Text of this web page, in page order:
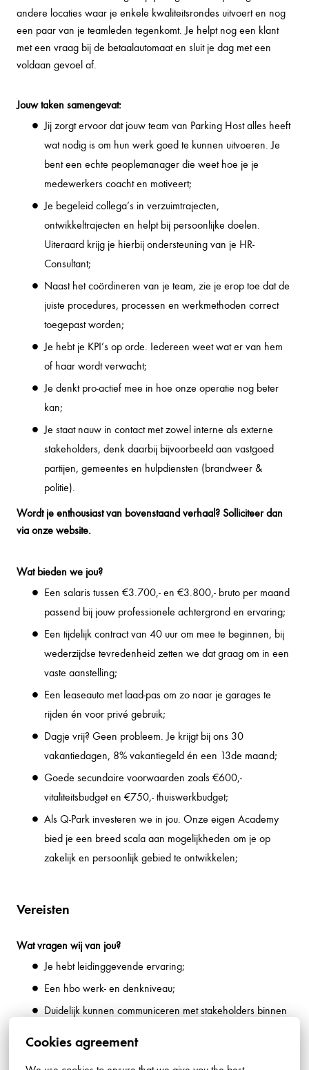
Cookies agreement
andere locaties waar je enkele kwaliteitsrondes uitvoert en nog
een paar van je teamleden tegenkomt. Je helpt nog een klant
met een vraag bij de betaalautomaat en sluit je dag met een
voldaan gevoel af.
Jouw taken samengevat:
Jij zorgt ervoor dat jouw team van Parking Host alles heeft
wat nodig is om hun werk goed te kunnen uitvoeren. Je
bent een echte peoplemanager die weet hoe je je
medewerkers coacht en motiveert;
Je begeleid collega’s in verzuimtrajecten,
ontwikkeltrajecten en helpt bij persoonlijke doelen.
Uiteraard krijg je hierbij ondersteuning van je HR-
Consultant;
Naast het coördineren van je team, zie je erop toe dat de
juiste procedures, processen en werkmethoden correct
toegepast worden;
Je hebt je KPI’s op orde. Iedereen weet wat er van hem
of haar wordt verwacht;
Je denkt pro-actief mee in hoe onze operatie nog beter
kan;
Je staat nauw in contact met zowel interne als externe
stakeholders, denk daarbij bijvoorbeeld aan vastgoed
partijen, gemeentes en hulpdiensten (brandweer &
politie).
Wordt je enthousiast van bovenstaand verhaal? Solliciteer dan
via onze website.
Wat bieden we jou?
Een salaris tussen €3.700,- en €3.800,- bruto per maand
passend bij jouw professionele achtergrond en ervaring;
Een tijdelijk contract van 40 uur om mee te beginnen, bij
wederzijdse tevredenheid zetten we dat graag om in een
vaste aanstelling;
Een leaseauto met laad-pas om zo naar je garages te
rijden én voor privé gebruik;
Dagje vrij? Geen probleem. Je krijgt bij ons 30
vakantiedagen, 8% vakantiegeld én een 13de maand;
Goede secundaire voorwaarden zoals €600,-
vitaliteitsbudget en €750,- thuiswerkbudget;
Als Q-Park investeren we in jou. Onze eigen Academy
bied je een breed scala aan mogelijkheden om je op
zakelijk en persoonlijk gebied te ontwikkelen;
Vereisten
Wat vragen wij van jou?
Je hebt leidinggevende ervaring;
Een hbo werk- en denkniveau;
Duidelijk kunnen communiceren met stakeholders binnen
Je bent woonachtig in de regio Noord-Holland;